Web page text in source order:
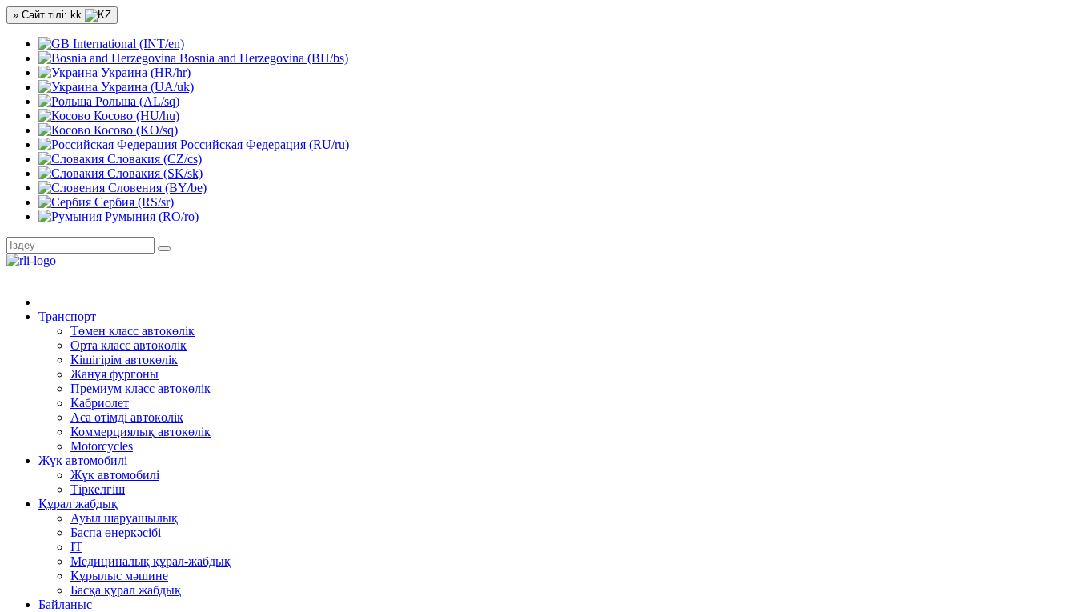
» Сайт тілі: kk
International (INT/en)
Bosnia and Herzegovina (BH/bs)
Украина (HR/hr)
Украина (UA/uk)
Рольша (AL/sq)
Косово (HU/hu)
Косово (KO/sq)
Российская Федерация (RU/ru)
Словакия (CZ/cs)
Словакия (SK/sk)
Словения (BY/be)
Сербия (RS/sr)
Румыния (RO/ro)
Транспорт
Төмен класс автокөлік
Орта класс автокөлік
Кішігірім автокөлік
Жанұя фургоны
Премиум класс автокөлік
Кабриолет
Аса өтімді автокөлік
Коммерциялық автокөлік
Motorcycles
Жүк автомобилі
Жүк автомобилі
Тіркелгіш
Құрал жабдық
Ауыл шаруашылық
Баспа өнеркәсібі
IT
Медициналық құрал-жабдық
Кұрылыс мәшине
Басқа құрал жабдық
Байланыс